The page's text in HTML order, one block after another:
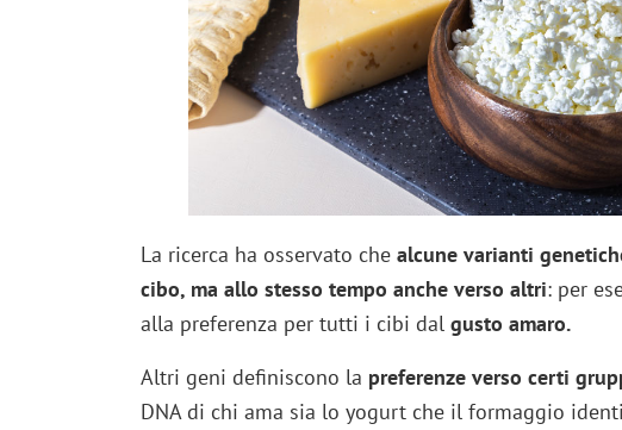
La ricerca ha osservato che alcune varianti
cibo, ma allo stesso tempo anche verso altri: per
alla preferenza per tutti i cibi dal gusto amaro.
Altri geni definiscono la preferenze verso certi
DNA di chi ama sia lo yogurt che il formaggio